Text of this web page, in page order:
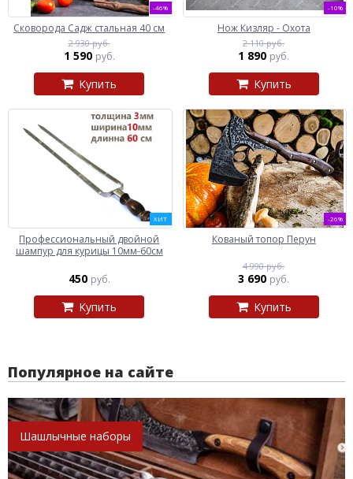
-46%
Сковорода Садж стальная 40 см
2 930 руб.
1 590 руб.
Купить
-10%
Нож Кизляр - Охота
2 110 руб.
1 890 руб.
Купить
ХИТ
Профессиональный двойной
шампур для курицы 10мм-60см
450 руб.
Купить
-26%
Кованый топор Перун
4 990 руб.
3 690 руб.
Купить
Популярное на сайте
Шашлычные наборы